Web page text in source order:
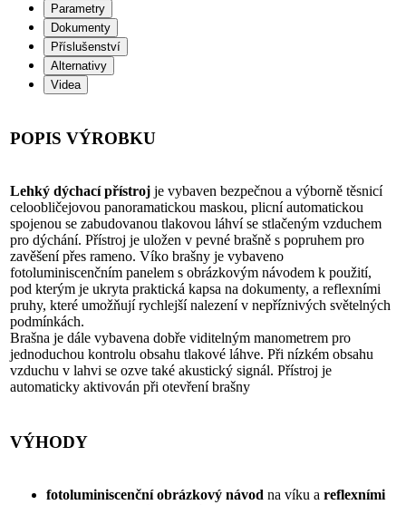
Parametry
Dokumenty
Příslušenství
Alternativy
Videa
POPIS VÝROBKU
Lehký dýchací přístroj je vybaven bezpečnou a výborně těsnicí
celoobličejovou panoramatickou maskou, plicní automatickou
spojenou se zabudovanou tlakovou láhví se stlačeným vzduchem
pro dýchání. Přístroj je uložen v pevné brašně s popruhem pro
zavěšení přes rameno. Víko brašny je vybaveno
fotoluminiscenčním panelem s obrázkovým návodem k použití,
pod kterým je ukryta praktická kapsa na dokumenty, a reflexními
pruhy, které umožňují rychlejší nalezení v nepříznivých světelných
podmínkách.
Brašna je dále vybavena dobře viditelným manometrem pro
jednoduchou kontrolu obsahu tlakové láhve. Při nízkém obsahu
vzduchu v lahvi se ozve také akustický signál. Přístroj je
automaticky aktivován při otevření brašny
VÝHODY
fotoluminiscenční obrázkový návod na víku a reflexními